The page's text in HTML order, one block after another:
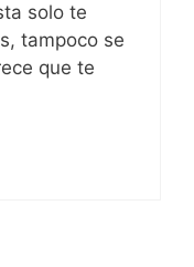
solo te
tampoco se
que te